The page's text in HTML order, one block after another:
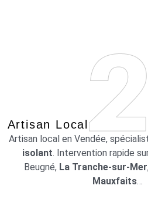
Artisan Local
Artisan local en Vendée,
isolant. Intervention rapide
Beugné, La Tranche-sur-Mer
Mauxfaits…